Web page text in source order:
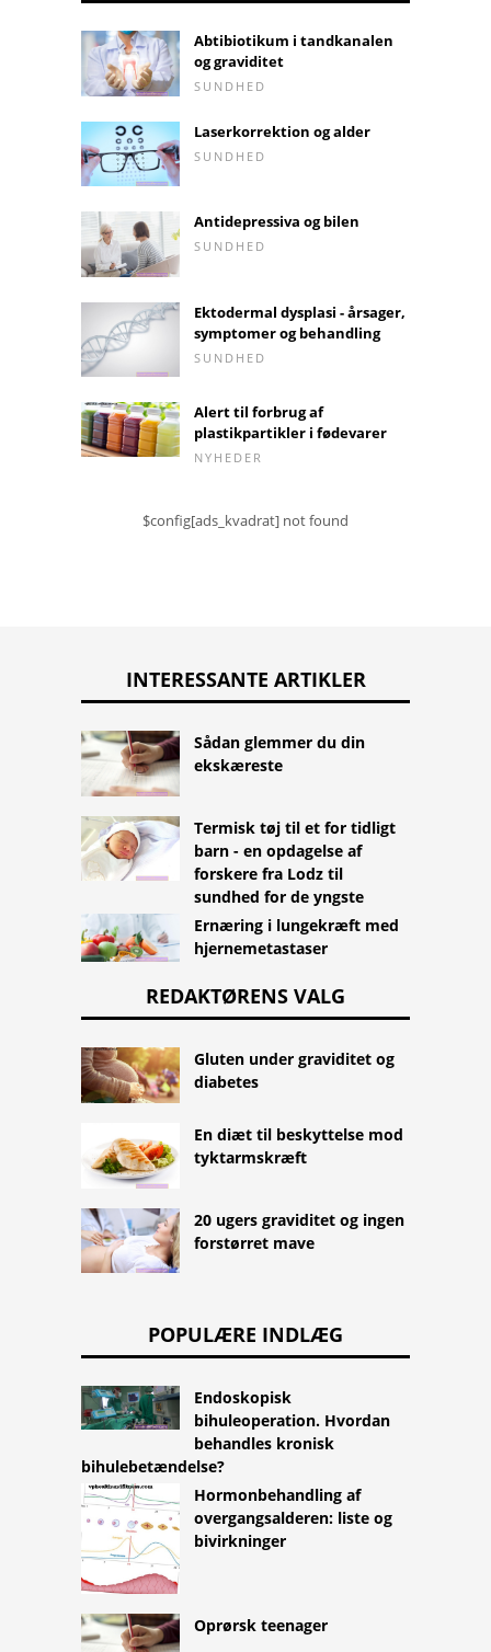
Abtibiotikum i tandkanalen
og graviditet
SUNDHED
Laserkorrektion og alder
SUNDHED
Antidepressiva og bilen
SUNDHED
Ektodermal dysplasi - årsager,
symptomer og behandling
SUNDHED
Alert til forbrug af
plastikpartikler i fødevarer
NYHEDER
$config[ads_kvadrat] not found
INTERESSANTE ARTIKLER
Sådan glemmer du din
ekskæreste
Termisk tøj til et for tidligt
barn - en opdagelse af
forskere fra Lodz til
sundhed for de yngste
Ernæring i lungekræft med
hjernemetastaser
REDAKTØRENS VALG
Gluten under graviditet og
diabetes
En diæt til beskyttelse mod
tyktarmskræft
20 ugers graviditet og ingen
forstørret mave
POPULÆRE INDLÆG
Endoskopisk
bihuleoperation. Hvordan
behandles kronisk
bihulebetændelse?
Hormonbehandling af
overgangsalderen: liste og
bivirkninger
Oprørsk teenager